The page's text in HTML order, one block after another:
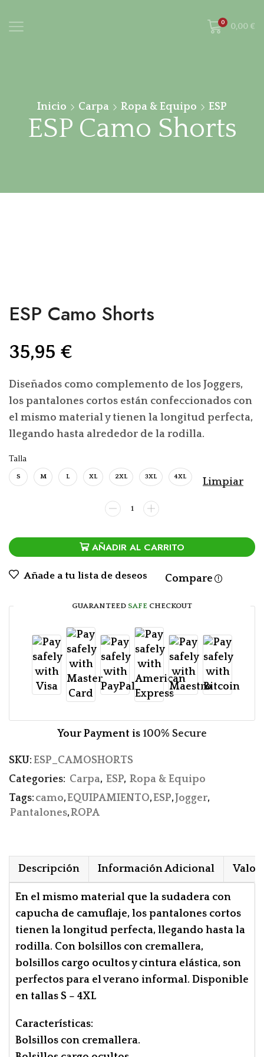
0 0,00 €
Inicio Carpa Ropa & Equipo ESP
ESP Camo Shorts
ESP Camo Shorts
35,95 €
Diseñados como complemento de los Joggers,
los pantalones cortos están confeccionados con
el mismo material y tienen la longitud perfecta,
llegando hasta alrededor de la rodilla.
Talla
S M L XL 2XL 3XL 4XL Limpiar
AÑADIR AL CARRITO
Añade a tu lista de deseos Compare
GUARANTEED SAFE CHECKOUT
Your Payment is 100% Secure
SKU: ESP_CAMOSHORTS
Categories: Carpa, ESP, Ropa & Equipo
Tags: camo,EQUIPAMIENTO,ESP,Jogger,
Pantalones,ROPA
Descripción Información Adicional
En el mismo material que la sudadera con
capucha de camuflaje, los pantalones cortos
tienen la longitud perfecta, llegando hasta la
rodilla. Con bolsillos con cremallera,
bolsillos cargo ocultos y cintura elástica, son
perfectos para el verano informal. Disponible
en tallas S – 4XL
Características:
Bolsillos con cremallera.